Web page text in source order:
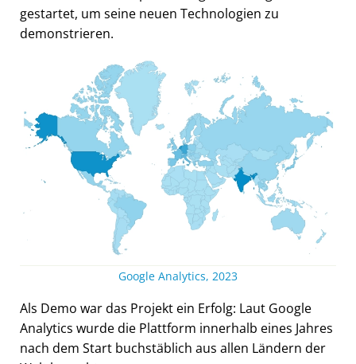
gestartet, um seine neuen Technologien zu
demonstrieren.
Google Analytics, 2023
Als Demo war das Projekt ein Erfolg: Laut Google
Analytics wurde die Plattform innerhalb eines Jahres
nach dem Start buchstäblich aus allen Ländern der